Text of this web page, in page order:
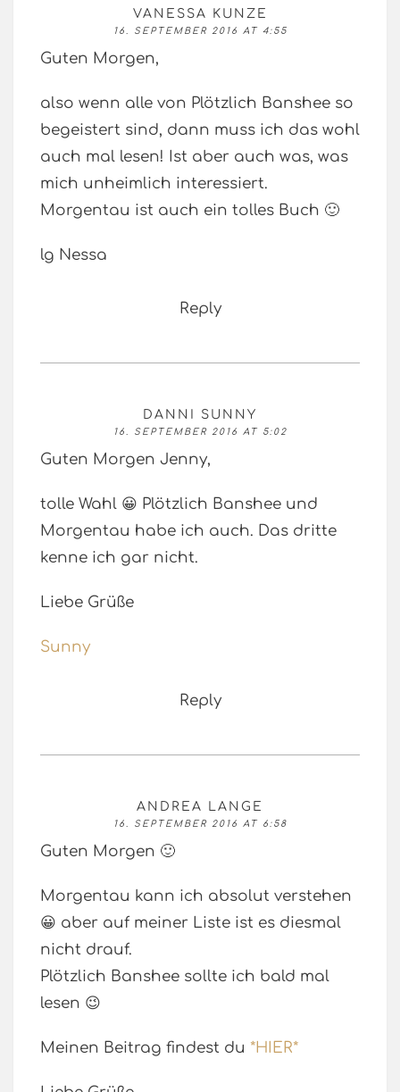
VANESSA KUNZE
16. SEPTEMBER 2016 AT 4:55
Guten Morgen,
also wenn alle von Plötzlich Banshee so
begeistert sind, dann muss ich das wohl
auch mal lesen! Ist aber auch was, was
mich unheimlich interessiert.
Morgentau ist auch ein tolles Buch 🙂
lg Nessa
Reply
DANNI SUNNY
16. SEPTEMBER 2016 AT 5:02
Guten Morgen Jenny,
tolle Wahl 😀 Plötzlich Banshee und
Morgentau habe ich auch. Das dritte
kenne ich gar nicht.
Liebe Grüße
Sunny
Reply
ANDREA LANGE
16. SEPTEMBER 2016 AT 6:58
Guten Morgen 🙂
Morgentau kann ich absolut verstehen
😀 aber auf meiner Liste ist es diesmal
nicht drauf.
Plötzlich Banshee sollte ich bald mal
lesen 😉
Meinen Beitrag findest du *HIER*